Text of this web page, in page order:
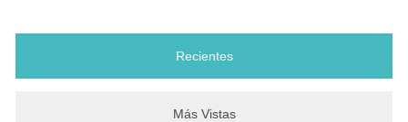
Recientes(solapa activa)
Más Vistas